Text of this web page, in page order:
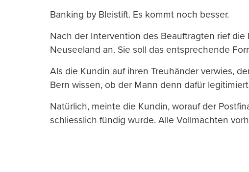
Banking by Bleistift. Es kommt noch besser.
Nach der Intervention des Beauftragten rief
Neuseeland an. Sie soll das entsprechende
Als die Kundin auf ihren Treuhänder verwies,
Bern wissen, ob der Mann denn dafür
Natürlich, meinte die Kundin, worauf der
schliesslich fündig wurde. Alle Vollmachten